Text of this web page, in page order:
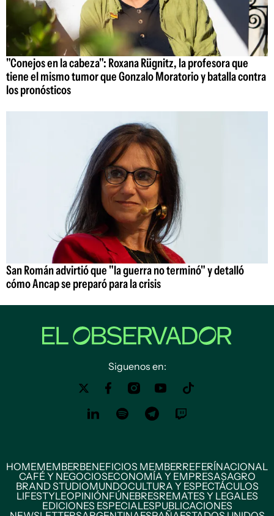
"Conejos en la cabeza": Roxana Rügnitz, la profesora que
tiene el mismo tumor que Gonzalo Moratorio y batalla contra
los pronósticos
San Román advirtió que "la guerra no terminó" y detalló
cómo Ancap se preparó para la crisis
Siguenos en:
HOMEMEMBERBENEFICIOS MEMBERREFERÍNACIONAL
CAFÉ Y NEGOCIOSECONOMÍA Y EMPRESASAGRO
BRAND STUDIOMUNDOCULTURA Y ESPECTÁCULOS
LIFESTYLEOPINIÓNFÚNEBRESREMATES Y LEGALES
EDICIONES ESPECIALESPUBLICACIONES